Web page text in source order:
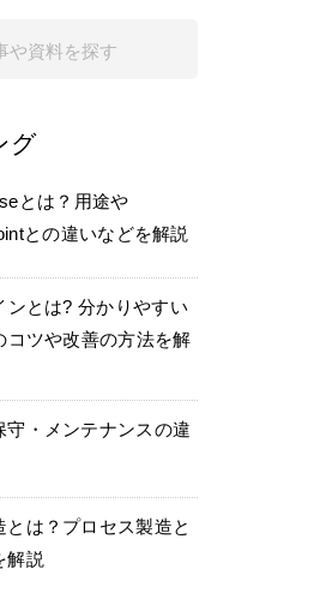
グ
とは？用途や
との違いなどを解説
ンとは? 分かりやすい
コツや改善の方法を解
守・メンテナンスの違
とは？プロセス製造と
解説